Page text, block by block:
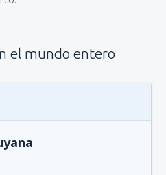
el mundo entero